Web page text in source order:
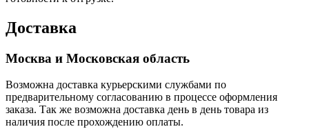
Доставка
Москва и Московская область
Возможна доставка курьерскими службами по
предварительному согласованию в процессе оформления
заказа. Так же возможна доставка день в день товара из
наличия после прохождению оплаты.